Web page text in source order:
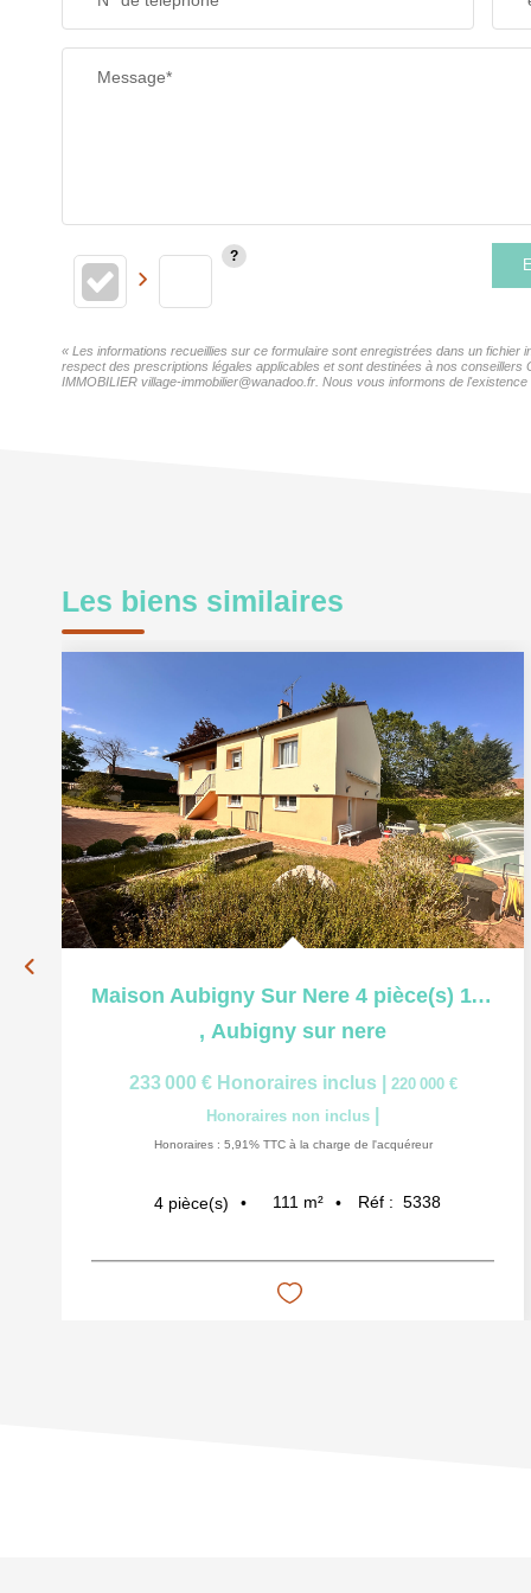
Message*
« Les informations recueillies sur ce formulaire sont enregistrées dans un
respect des prescriptions légales applicables et sont destinées à nos
IMMOBILIER village-immobilier@wanadoo.fr. Nous vous informons de
Les biens similaires
Maison Aubigny Sur Nere 4 pièce(s) 111 m2
, Aubigny sur nere
233 000 € Honoraires inclus
220 000 €
Honoraires non inclus
Honoraires : 5,91% TTC à la charge de l'acquéreur
4 pièce(s) 111 m² Réf : 5338